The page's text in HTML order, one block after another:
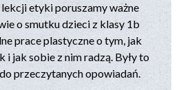
etyki poruszamy ważne
o smutku dzieci z klasy 1b
prace plastyczne o tym, jak
i jak sobie z nim radzą. Były to
przeczytanych opowiadań.